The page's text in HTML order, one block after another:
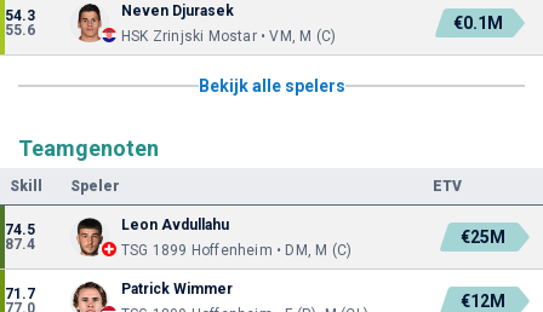
54.3
55.6
Neven Djurasek
HSK Zrinjski Mostar • VM, M (C)
€0.1M
Bekijk alle spelers
Teamgenoten
Skill Speler ETV
74.5
87.4
Leon Avdullahu
TSG 1899 Hoffenheim • DM, M (C)
€25M
71.7
77.0
Patrick Wimmer
€12M